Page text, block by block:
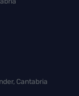
Cantabria